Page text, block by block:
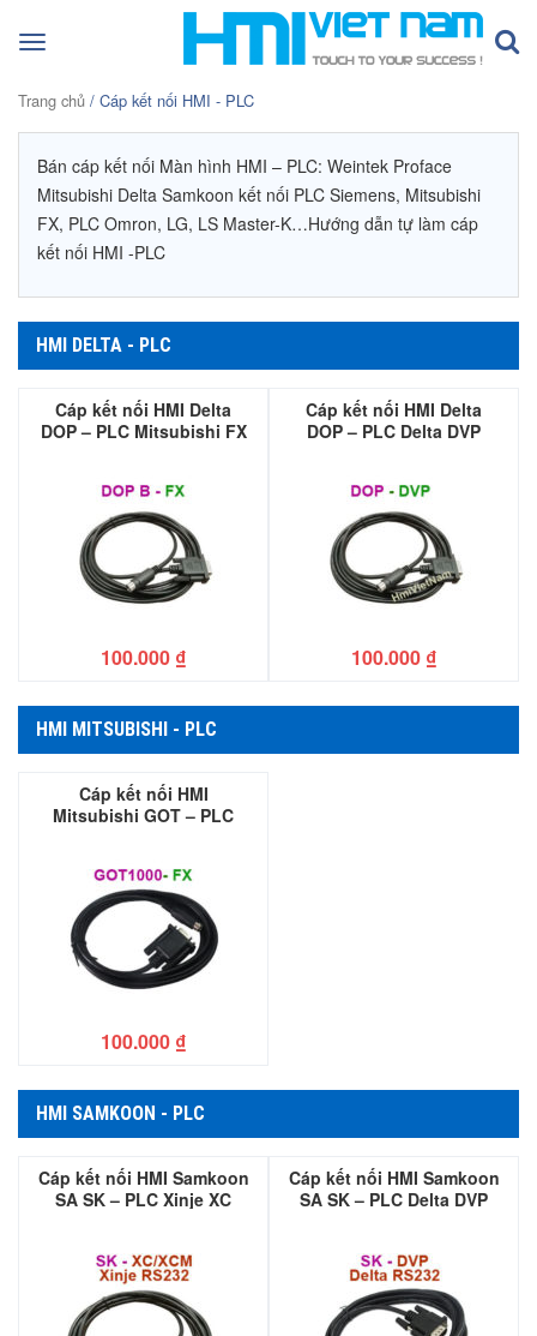
Toggle
Trang chủ / Cáp kết nối HMI - PLC
Bán cáp kết nối Màn hình HMI – PLC: Weintek Proface
Mitsubishi Delta Samkoon kết nối PLC Siemens, Mitsubishi
FX, PLC Omron, LG, LS Master-K…Hướng dẫn tự làm cáp
kết nối HMI -PLC
HMI DELTA - PLC
Cáp kết nối HMI Delta
DOP – PLC Mitsubishi FX
100.000 ₫
Cáp kết nối HMI Delta
DOP – PLC Delta DVP
100.000 ₫
HMI MITSUBISHI - PLC
Cáp kết nối HMI
Mitsubishi GOT – PLC
100.000 ₫
HMI SAMKOON - PLC
Cáp kết nối HMI Samkoon
SA SK – PLC Xinje XC
Cáp kết nối HMI Samkoon
SA SK – PLC Delta DVP